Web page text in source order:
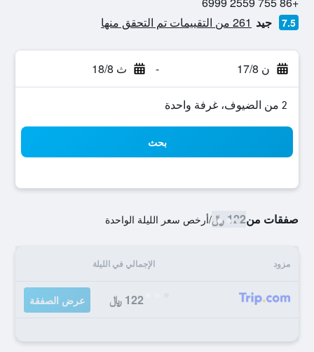
7.5 جيد 261 من التقييمات تم التحقق منها
ن 17/8 - ث 18/8
2 من الضيوف، غرفة واحدة
بحث
صفقات من122 ﷼ /أرخص سعر الليلة الواحدة
مزود الإجمالي في الليلة
122 ﷼ عرض الصفقة